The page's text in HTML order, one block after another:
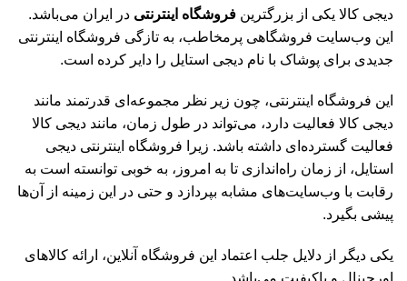
دیجی کالا یکی از بزرگترین فروشگاه اینترنتی در ایران می‌باشد.
این وب‌سایت فروشگاهی پرمخاطب، به تازگی فروشگاه اینترنتی
جدیدی برای پوشاک با نام دیجی استایل را دایر کرده است.
این فروشگاه اینترنتی، چون زیر نظر مجموعه‌ای قدرتمند مانند
دیجی کالا فعالیت دارد، می‌تواند در طول زمان، مانند دیجی کالا
فعالیت گسترده‌ای داشته باشد. زیرا فروشگاه اینترنتی دیجی
استایل، از زمان راه‌اندازی تا به امروز، به خوبی توانسته است به
رقابت با وب‌سایت‌های مشابه بپردازد و حتی در این زمینه از آن‌ها
پیشی بگیرد.
یکی دیگر از دلایل جلب اعتماد این فروشگاه آنلاین، ارائه کالاهای
اورجینال و باکیفیت می‌باشد.